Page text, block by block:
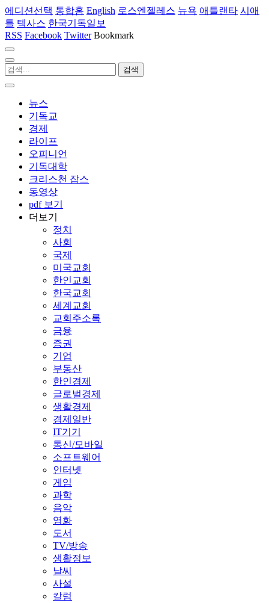
에디션선택 통합홈 English 로스엔젤레스 뉴욕 애틀랜타 시애
틀 텍사스 한국기독일보
RSS Facebook Twitter Bookmark
뉴스
기독교
경제
라이프
오피니언
기독대학
크리스천 잡스
동영상
pdf 보기
더보기
정치
사회
국제
미국교회
한인교회
한국교회
세계교회
교회주소록
금융
증권
기업
부동산
한인경제
글로벌경제
생활경제
경제일반
IT기기
통신/모바일
소프트웨어
인터넷
게임
과학
음악
영화
도서
TV/방송
생활정보
날씨
사설
칼럼